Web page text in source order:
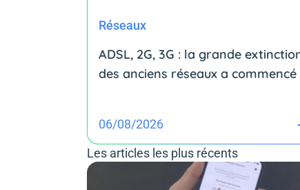
Réseaux
ADSL, 2G, 3G : la grande
des anciens réseaux a commencé
06/08/2026
Les articles les plus récents